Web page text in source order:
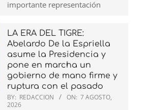
importante representación
LA ERA DEL TIGRE:
Abelardo De la Espriella
asume la Presidencia y
pone en marcha un
gobierno de mano firme y
ruptura con el pasado
BY: REDACCION ON: 7 AGOSTO,
2026